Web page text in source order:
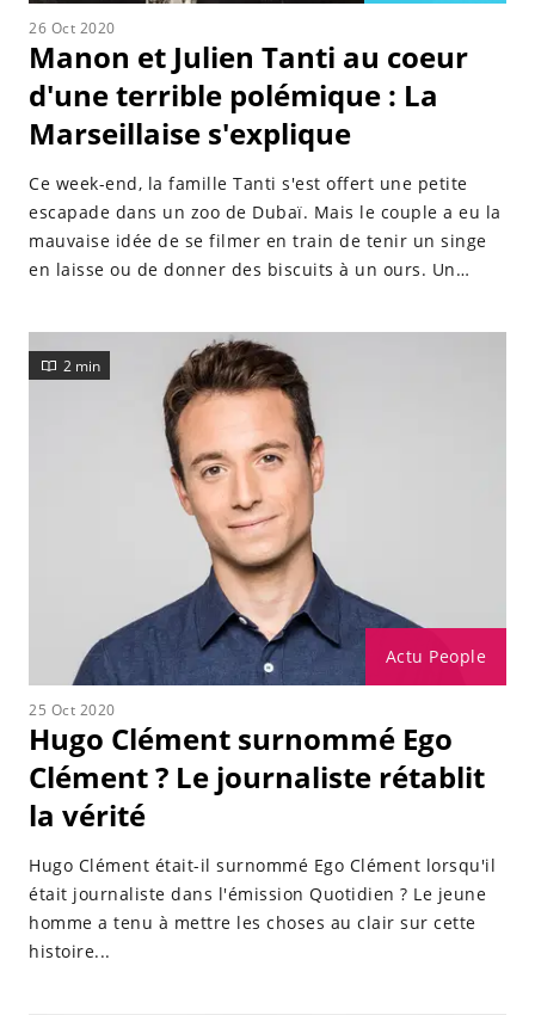
26 Oct 2020
Manon et Julien Tanti au coeur
d'une terrible polémique : La
Marseillaise s'explique
Ce week-end, la famille Tanti s'est offert une petite
escapade dans un zoo de Dubaï. Mais le couple a eu la
mauvaise idée de se filmer en train de tenir un singe
en laisse ou de donner des biscuits à un ours. Un
journaliste Hugo Clément.
Actu People
2 min
25 Oct 2020
Hugo Clément surnommé Ego
Clément ? Le journaliste rétablit
la vérité
Hugo Clément était-il surnommé Ego Clément lorsqu'il
était journaliste dans l'émission Quotidien ? Le jeune
homme a tenu à mettre les choses au clair sur cette
histoire...